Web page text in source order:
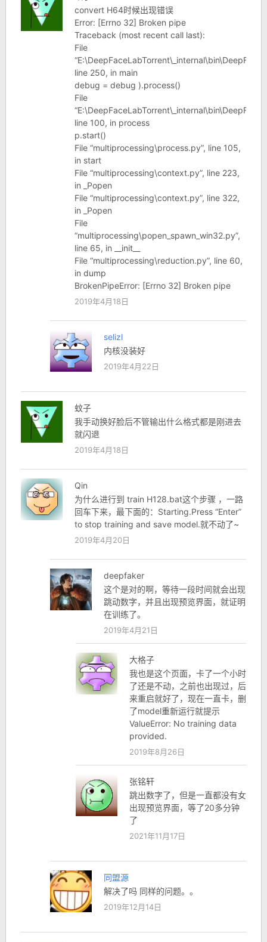
convert H64时候出现错误
Error: [Errno 32] Broken pipe
Traceback (most recent call last):
File
line 250, in main
debug = debug ).process()
File
line 100, in process
p.start()
File “multiprocessing\process.py”, line 105,
in start
File “multiprocessing\context.py”, line 223,
in _Popen
File “multiprocessing\context.py”, line 322,
in _Popen
File
“multiprocessing\popen_spawn_win32.py”,
line 65, in __init__
File “multiprocessing\reduction.py”, line 60,
in dump
BrokenPipeError: [Errno 32] Broken pipe
2019年4月18日
selizl
内核没装好
2019年4月22日
蚊子
我手动换好脸后不管输出什么格式都是刚进去
就闪退
2019年4月18日
Qin
为什么进行到 train H128.bat这个步骤 ，一路
回车下来，最下面的：Starting.Press “Enter”
to stop training and save model.就不动了~
2019年4月20日
deepfaker
这个是对的啊，等待一段时间就会出现
跳动数字，并且出现预览界面，就证明
在训练了。
2019年4月21日
大格子
我也是这个页面，卡了一个小时
了还是不动，之前也出现过，后
来重启就好了，现在一直卡，删
了model重新运行就提示
ValueError: No training data
provided.
2019年8月26日
张铭轩
跳出数字了，但是一直都没有女
出现预览界面，等了20多分钟
了
2021年11月17日
同盟源
解决了吗 同样的问题。。
2019年12月14日